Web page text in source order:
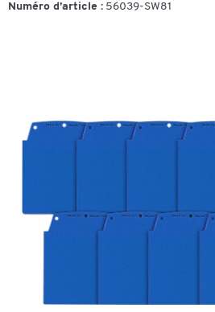
Numéro d’article : 56039-SW81